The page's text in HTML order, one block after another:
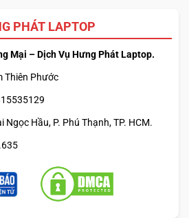
môi trường kể cả khi di chuyển.
nối đáp ứng tốt nhu cầu của kỹ sư
cần mang theo adapter phụ.
MẬT TIÊN TIẾN, BẢO VỆ
được trang bị hệ thống bảo mật
môi trường doanh nghiệp: khe đọc
Card Reader), tùy chọn xác thực
Hello, TPM 2.0 và các công cụ phần
PHÁT LAPTOP
Mại – Dịch Vụ Hưng Phát Laptop.
Thiên Phước
Hầu, P. Phú Thạnh, TP. HCM.